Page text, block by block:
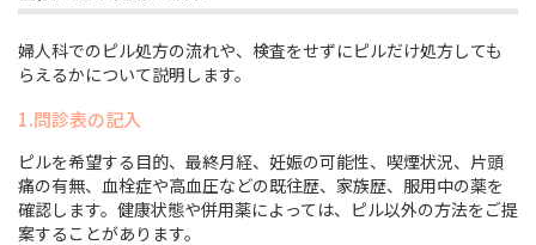
婦人科でのピル処方の流れや、検査をせずにピルだけ処方しても
らえるかについて説明します。
1.問診表の記入
ピルを希望する目的、最終月経、妊娠の可能性、喫煙状況、片頭
痛の有無、血栓症や高血圧などの既往歴、家族歴、服用中の薬を
確認します。健康状態や併用薬によっては、ピル以外の方法をご提
案することがあります。